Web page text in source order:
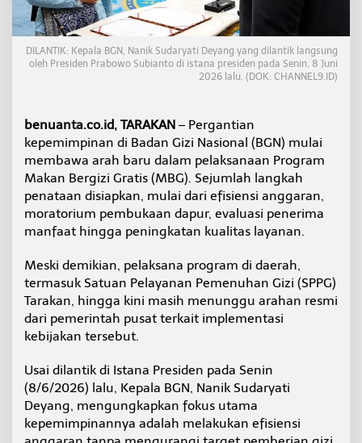
g
g
A
r
n
p
s
c
a
P
r
a
n
t
a
n
e
p
l
a
DILANTIK: Kepala BGN, Nanik Sudaryati Deyang yang dilantik langsung
oleh Presiden Prabowo Subianto di istana presiden pada Senin, 8 Juni
2026 lalu. (DOK: CHANNEL9.ID)
benuanta.co.id, TARAKAN – Pergantian
kepemimpinan di Badan Gizi Nasional (BGN) mulai
membawa arah baru dalam pelaksanaan Program
Makan Bergizi Gratis (MBG). Sejumlah langkah
penataan disiapkan, mulai dari efisiensi anggaran,
moratorium pembukaan dapur, evaluasi penerima
manfaat hingga peningkatan kualitas layanan.
Meski demikian, pelaksana program di daerah,
termasuk Satuan Pelayanan Pemenuhan Gizi (SPPG)
Tarakan, hingga kini masih menunggu arahan resmi
dari pemerintah pusat terkait implementasi
kebijakan tersebut.
Usai dilantik di Istana Presiden pada Senin
(8/6/2026) lalu, Kepala BGN, Nanik Sudaryati
Deyang, mengungkapkan fokus utama
kepemimpinannya adalah melakukan efisiensi